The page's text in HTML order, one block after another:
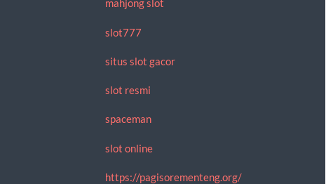
mahjong slot
slot777
situs slot gacor
slot resmi
spaceman
slot online
https://pagisorementeng.org/